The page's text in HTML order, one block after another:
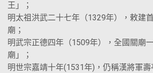
王」；
明太祖洪武二十七年（1329年），敕建
廟；
明武宗正德四年（1509年），全國關廟
廟」；
明世宗嘉靖十年(1531年)，仍稱漢將軍壽